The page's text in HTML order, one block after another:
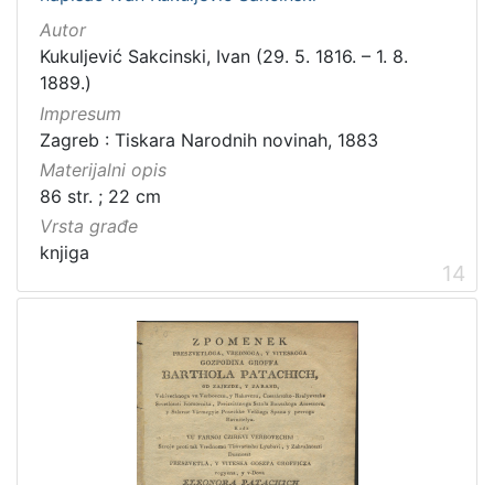
Autor
Kukuljević Sakcinski, Ivan (29. 5. 1816. – 1. 8.
1889.)
Impresum
Zagreb : Tiskara Narodnih novinah, 1883
Materijalni opis
86 str. ; 22 cm
Vrsta građe
knjiga
14